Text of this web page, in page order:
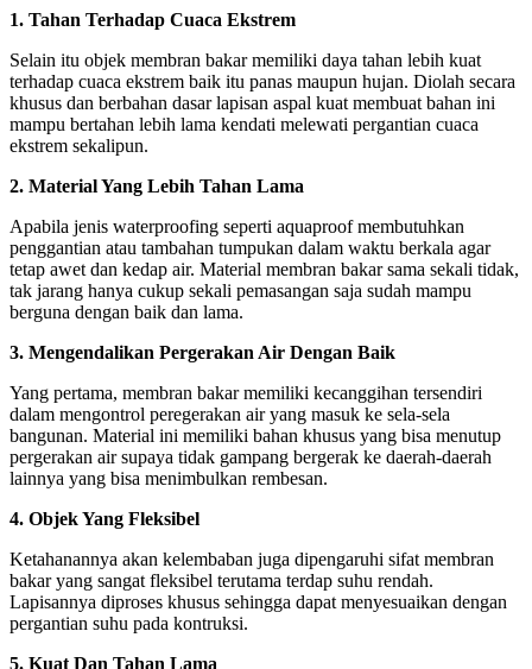
1. Tahan Terhadap Cuaca Ekstrem
Selain itu objek membran bakar memiliki daya tahan lebih kuat
terhadap cuaca ekstrem baik itu panas maupun hujan. Diolah secara
khusus dan berbahan dasar lapisan aspal kuat membuat bahan ini
mampu bertahan lebih lama kendati melewati pergantian cuaca
ekstrem sekalipun.
2. Material Yang Lebih Tahan Lama
Apabila jenis waterproofing seperti aquaproof membutuhkan
penggantian atau tambahan tumpukan dalam waktu berkala agar
tetap awet dan kedap air. Material membran bakar sama sekali tidak,
tak jarang hanya cukup sekali pemasangan saja sudah mampu
berguna dengan baik dan lama.
3. Mengendalikan Pergerakan Air Dengan Baik
Yang pertama, membran bakar memiliki kecanggihan tersendiri
dalam mengontrol peregerakan air yang masuk ke sela-sela
bangunan. Material ini memiliki bahan khusus yang bisa menutup
pergerakan air supaya tidak gampang bergerak ke daerah-daerah
lainnya yang bisa menimbulkan rembesan.
4. Objek Yang Fleksibel
Ketahanannya akan kelembaban juga dipengaruhi sifat membran
bakar yang sangat fleksibel terutama terdap suhu rendah.
Lapisannya diproses khusus sehingga dapat menyesuaikan dengan
pergantian suhu pada kontruksi.
5. Kuat Dan Tahan Lama